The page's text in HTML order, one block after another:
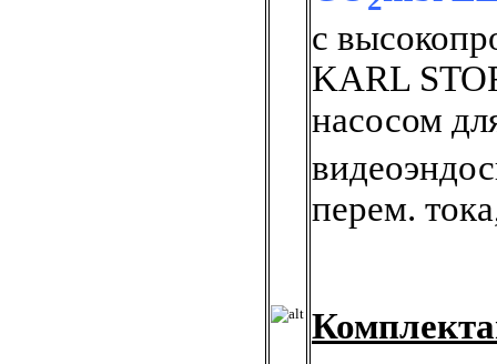
с
KARL
насосом
перем.